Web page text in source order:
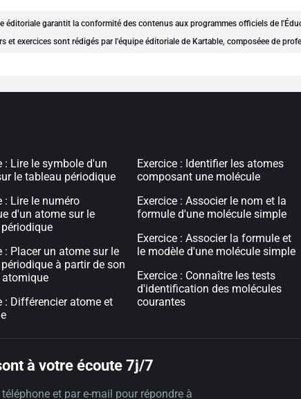
éditoriale garantit la conformité des contenus aux programmes officiels de
et exercices sont rédigés par l'équipe éditoriale de Kartable, composéee de
: Lire le symbole d'un
le tableau périodique
: Lire le numéro
d'un atome sur le
: Placer un atome sur le
à partir de son
atomique
: Différencier atome et
Exercice : Identifier les atomes
composant une molécule
Exercice : Associer le nom et la
formule d'une molécule simple
Exercice : Associer la formule et
le modèle d'une molécule simple
Exercice : Connaître les tests
d'identification des molécules
courantes
à votre écoute 7j/7
et par e-mail pour répondre à